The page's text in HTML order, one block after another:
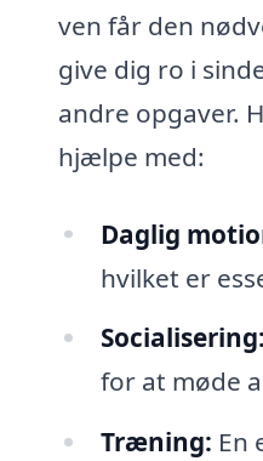
ven får den
give dig ro i
andre opgaver.
hjælpe med:
Daglig
hvilket er
Socialisering:
for at møde
Træning: En